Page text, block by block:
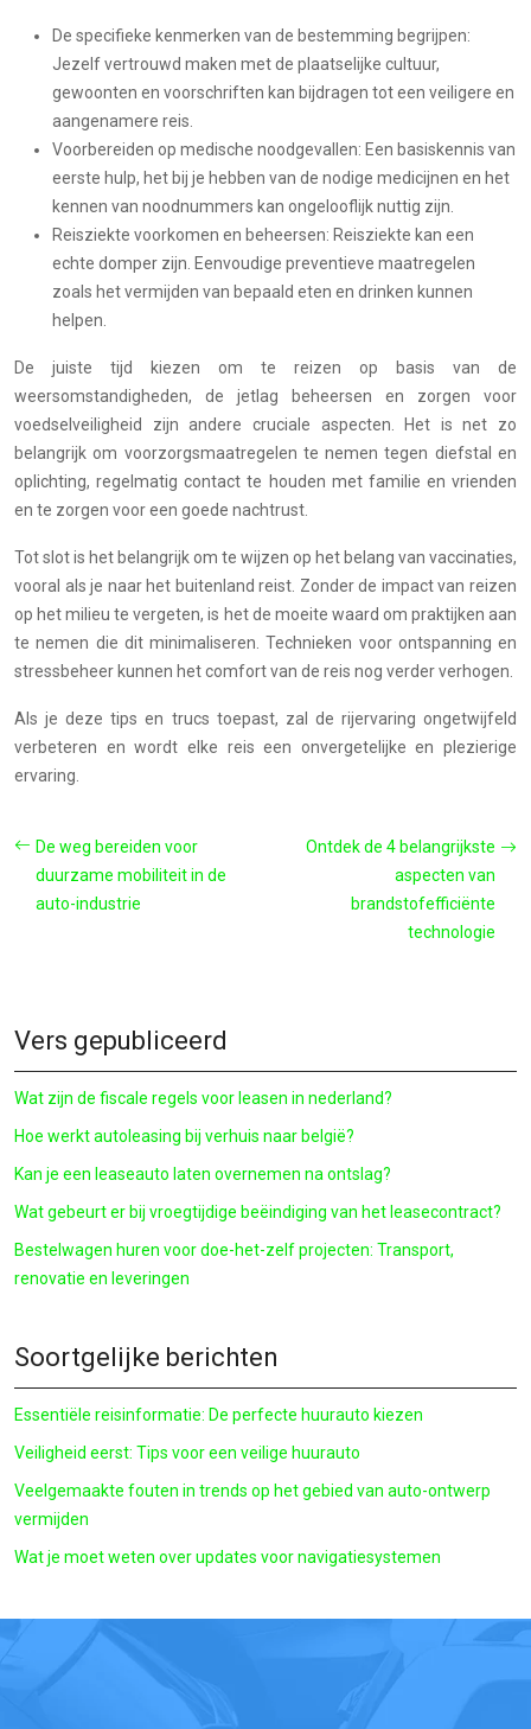
De specifieke kenmerken van de bestemming begrijpen:
Jezelf vertrouwd maken met de plaatselijke cultuur,
gewoonten en voorschriften kan bijdragen tot een veiligere en
aangenamere reis.
Voorbereiden op medische noodgevallen: Een basiskennis van
eerste hulp, het bij je hebben van de nodige medicijnen en het
kennen van noodnummers kan ongelooflijk nuttig zijn.
Reisziekte voorkomen en beheersen: Reisziekte kan een
echte domper zijn. Eenvoudige preventieve maatregelen
zoals het vermijden van bepaald eten en drinken kunnen
helpen.
De juiste tijd kiezen om te reizen op basis van de
weersomstandigheden, de jetlag beheersen en zorgen voor
voedselveiligheid zijn andere cruciale aspecten. Het is net zo
belangrijk om voorzorgsmaatregelen te nemen tegen diefstal en
oplichting, regelmatig contact te houden met familie en vrienden
en te zorgen voor een goede nachtrust.
Tot slot is het belangrijk om te wijzen op het belang van vaccinaties,
vooral als je naar het buitenland reist. Zonder de impact van reizen
op het milieu te vergeten, is het de moeite waard om praktijken aan
te nemen die dit minimaliseren. Technieken voor ontspanning en
stressbeheer kunnen het comfort van de reis nog verder verhogen.
Als je deze tips en trucs toepast, zal de rijervaring ongetwijfeld
verbeteren en wordt elke reis een onvergetelijke en plezierige
ervaring.
De weg bereiden voor
duurzame mobiliteit in de
auto-industrie
Ontdek de 4 belangrijkste
aspecten van
brandstofefficiënte
technologie
Vers gepubliceerd
Wat zijn de fiscale regels voor leasen in nederland?
Hoe werkt autoleasing bij verhuis naar belgië?
Kan je een leaseauto laten overnemen na ontslag?
Wat gebeurt er bij vroegtijdige beëindiging van het leasecontract?
Bestelwagen huren voor doe-het-zelf projecten: Transport,
renovatie en leveringen
Soortgelijke berichten
Essentiële reisinformatie: De perfecte huurauto kiezen
Veiligheid eerst: Tips voor een veilige huurauto
Veelgemaakte fouten in trends op het gebied van auto-ontwerp
vermijden
Wat je moet weten over updates voor navigatiesystemen